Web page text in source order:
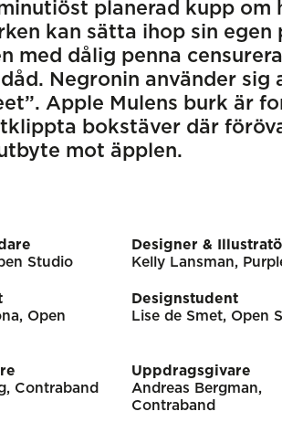
planerad kupp om
kan sätta ihop sin egen
med dålig penna
Negronin använder sig
Apple Mulens burk är
bokstäver där
mot äpplen.
Studio
Designer &
Kelly Lansman,
Open
Designstudent
Lise de Smet, Open
Contraband
Uppdragsgivare
Andreas Bergman,
Contraband